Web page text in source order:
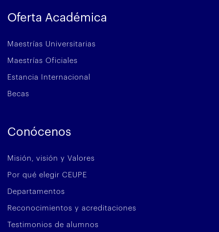
Oferta Académica
Maestrías Universitarias
Maestrías Oficiales
Estancia Internacional
Becas
Conócenos
Misión, visión y Valores
Por qué elegir CEUPE
Departamentos
Reconocimientos y acreditaciones
Testimonios de alumnos